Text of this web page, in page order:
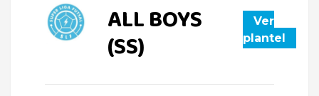
ALL BOYS
(SS)
Ver
plantel